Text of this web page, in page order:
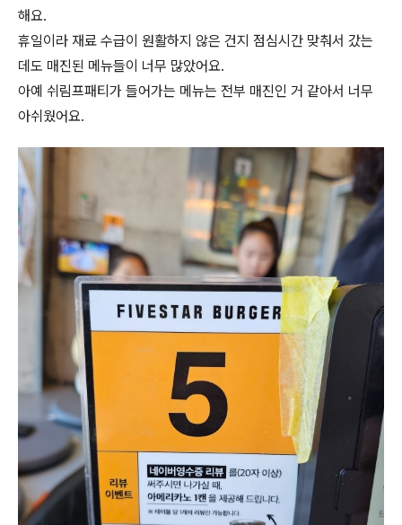
해요.
휴일이라 재료 수급이 원활하지 않은 건지 점심시간 맞춰서 갔는
데도 매진된 메뉴들이 너무 많았어요.
아예 쉬림프패티가 들어가는 메뉴는 전부 매진인 거 같아서 너무
아쉬웠어요.